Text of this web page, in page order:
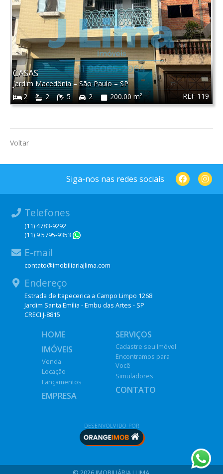
REF 119
CASAS
Jardim Macedônia–São Paulo–SP
2
2 5 2 200.00 m²
Voltar
Siga-nos nas redes sociais
Telefones
(11) 4783-9292
(11) 9 5795-9353
E-mail
contato@imobiliariajlima.com
Endereço
Estrada de Itapecerica a Campo Limpo 1268
Jardim Santa Emília - Embu das Artes - SP
CRECI J-8815
HOME
IMÓVEIS
Venda
Locação
Lançamentos
EMPRESA
SERVIÇOS
Cadastre seu Imóvel
Encontramos para
Você
Simuladores
CONTATO
DESENVOLVIDO POR